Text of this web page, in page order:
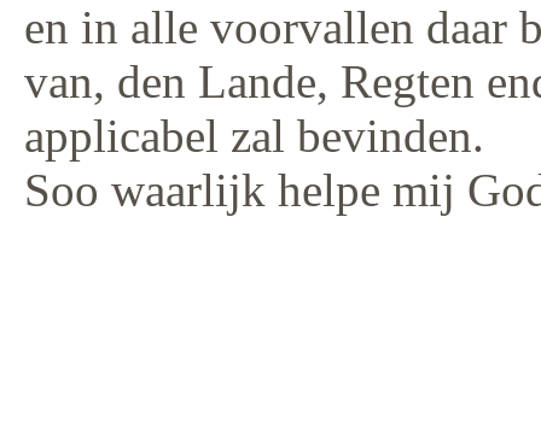
en in alle voorvallen daar
van, den Lande, Regten
applicabel zal bevinden.
Soo waarlijk helpe mij